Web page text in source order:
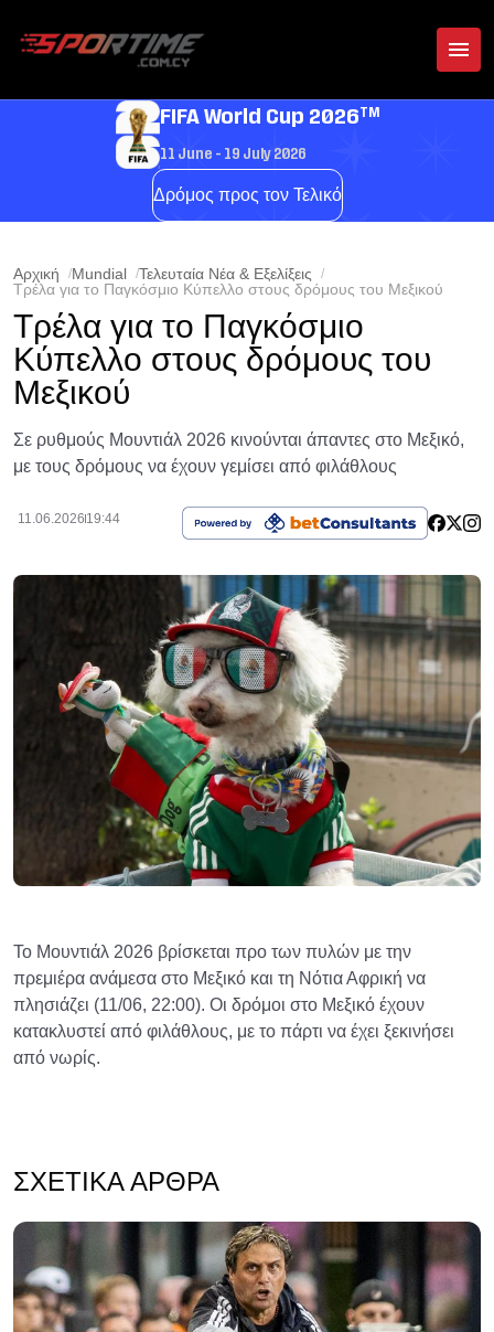
FIFA World Cup 2026TM
11 June - 19 July 2026
Δρόμος προς τον Τελικό
Αρχική Mundial
Τελευταία Νέα & Εξελίξεις
Τρέλα για το Παγκόσμιο Κύπελλο στους δρόμους του Μεξικού
Τρέλα για το Παγκόσμιο
Κύπελλο στους δρόμους του
Μεξικού
Σε ρυθμούς Μουντιάλ 2026 κινούνται άπαντες στο Μεξικό,
με τους δρόμους να έχουν γεμίσει από φιλάθλους
11.06.2026 19:44
Το Μουντιάλ 2026 βρίσκεται προ των πυλών με την
πρεμιέρα ανάμεσα στο Μεξικό και τη Νότια Αφρική να
πλησιάζει (11/06, 22:00). Οι δρόμοι στο Μεξικό έχουν
κατακλυστεί από φιλάθλους, με το πάρτι να έχει ξεκινήσει
από νωρίς.
ΣΧΕΤΙΚΆ ΆΡΘΡΑ